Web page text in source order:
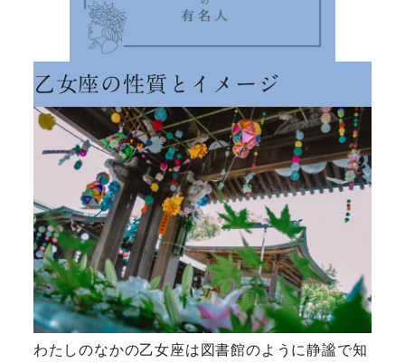
乙女座の性質とイメージ
わたしのなかの乙女座は図書館のように静謐で知